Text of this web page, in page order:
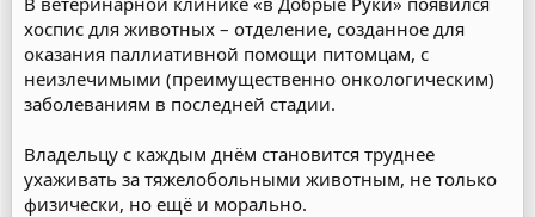
хоспис для животных – отделение, созданное для
оказания паллиативной помощи питомцам, с
неизлечимыми (преимущественно онкологическим)
заболеваниям в последней стадии.
Владельцу с каждым днём становится труднее
ухаживать за тяжелобольными животным, не только
физически, но ещё и морально.